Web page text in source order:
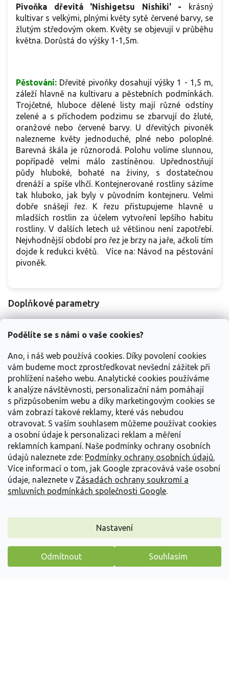
Podělíte se s námi o vaše cookies?
Ano, i náš web používá cookies. Díky povolení cookies
vám budeme moct zprostředkovat nevšední zážitek při
prohlížení našeho webu. Analytické cookies používáme
k analýze návštěvnosti, personalizační nám pomáhají
s přizpůsobením webu a díky marketingovým cookies se
vám zobrazí takové reklamy, které vás nebudou
otravovat. S vaším souhlasem můžeme používat cookies
a osobní údaje k personalizaci reklam a měření
reklamních kampaní. Naše podmínky ochrany osobních
údajů naleznete zde: Podmínky ochrany osobních údajů.
Více informací o tom, jak Google zpracovává vaše osobní
údaje, naleznete v Zásadách ochrany soukromí a
smluvních podmínkách společnosti Google.
Nastavení
Odmítnout Souhlasím
nádech.
Pivoňka dřevitá 'Nishigetsu Nishiki' -
krásný
kultivar s velkými, plnými květy sytě červené barvy, se
žlutým středovým okem. Květy se objevují v průběhu
května. Dorůstá do výšky 1-1,5m.
Pěstování: Dřevité pivoňky dosahují výšky 1 - 1,5 m,
záleží hlavně na kultivaru a pěstebních podmínkách.
Trojčetné, hluboce dělené listy mají různé odstíny
zelené a s příchodem podzimu se zbarvují do žluté,
oranžové nebo červené barvy. U dřevitých pivoněk
nalezneme květy jednoduché, plné nebo poloplné.
Barevná škála je různorodá. Polohu volíme slunnou,
popřípadě velmi málo zastíněnou. Upřednostňují
půdy hluboké, bohaté na živiny, s dostatečnou
drenáží a spíše vlhčí. Kontejnerované rostliny sázíme
tak hluboko, jak byly v původním kontejneru. Velmi
dobře snášejí řez. K řezu přistupujeme hlavně u
mladších rostlin za účelem vytvoření lepšího habitu
rostliny. V dalších letech už většinou není zapotřebí.
Nejvhodnější období pro řez je brzy na jaře, ačkoli tím
dojde k redukci květů. Více na: Návod na pěstování
pivoněk.
Doplňkové parametry
EAN: 2284900106071
Návod na
pěstování:
Návod na pěstování pivoněk - /navody-na-
pestovani-trvalek/navod-na-pestovani-
pivonek/
Balení:
kontejner C2
Položka byla vyprodána…
Vše o nákupu
Kontakujte nás
Máme pro vás malý dárek